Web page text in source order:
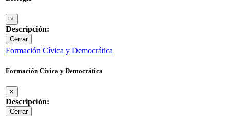
×
Descripción:
Cerrar
Formación Cívica y Democrática
Formación Cívica y Democrática
×
Descripción:
Cerrar